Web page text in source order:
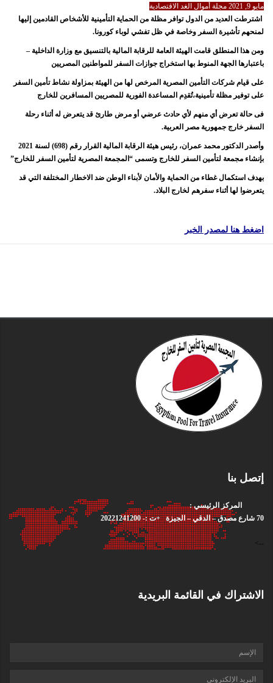
مايو 9, 2021 مجلة أموال الغد الاقتصادية
اشترطت العديد من الدول توافر مظلة من الحماية التأمينية للأشخاص القادمين إليها
لمنحهم تأشيرة السفر وخاصة في ظل تفشي لوباء كورونا.
ومن هذا المنطلق قامت الهيئة العامة للرقابة المالية بالتنسيق مع وزارة الداخلية –
باعتبارها الجهة المنوط بها استخراج جوازات السفر للمواطنين المصريين
على قيام شركات التأمين المصرية المرخص لها من الهيئة بمزاولة نشاط تأمين السفر
على توفير مظلة تأمينية،تُقدِم المساعدة الفورية للمصريين المسافرين للخارج
فى حالة تعرض أي منهم لأي حادث عرضي أو مرض طارئ قد يتعرض له أثناء رحلة
السفر خارج جمهورية مصر العربية.
وأصدر الدكتور محمد عمران، رئيس هيئة الرقابة المالية القرار رقم (698) لسنة 2021
بإنشاء مجمعة لتأمين السفر للخارج وتسمى “المجمعة المصرية لتأمين السفر للخارج”
بهدف استكمال غطاء من الحماية والأمان لأبناء الوطن ضد الاخطار المختلفة التي قد
يتعرضوا لها أثناء سفرهم لخارج البلاد.
اضغط هنا لمصدر الخبر
إتصل بنا
المركز الرئيسي :
70 شارع مصدق – الدقي – الجيزة +ت :- 20221241200
-->
الاشتراك في القائمة البريدية